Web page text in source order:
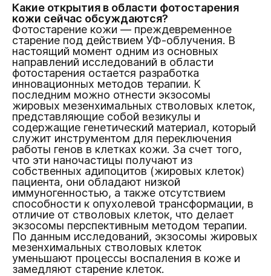
Какие открытия в области фотостарения
кожи сейчас обсуждаются?
Фотостарение кожи — преждевременное
старение под действием УФ-облучения. В
настоящий момент одним из основных
направлений исследований в области
фотостарения остается разработка
инновационных методов терапии. К
последним можно отнести экзосомы
жировых мезенхимальных стволовых клеток,
представляющие собой везикулы и
содержащие генетический материал, который
служит инструментом для переключения
работы генов в клетках кожи. За счет того,
что эти наночастицы получают из
собственных адипоцитов (жировых клеток)
пациента, они обладают низкой
иммуногенностью, а также отсутствием
способности к опухолевой трансформации, в
отличие от стволовых клеток, что делает
экзосомы перспективным методом терапии.
По данным исследований, экзосомы жировых
мезенхимальных стволовых клеток
уменьшают процессы воспаления в коже и
замедляют старение клеток.